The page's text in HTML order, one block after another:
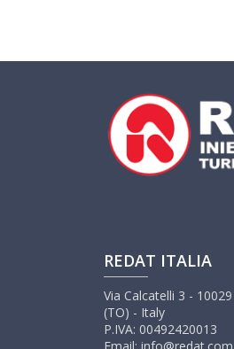
REDAT ITALIA
Via Calcatelli 3 -
(TO) - Italy
P.IVA: 00492420013